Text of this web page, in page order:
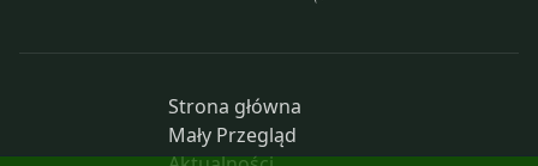
Strona główna
Mały Przegląd